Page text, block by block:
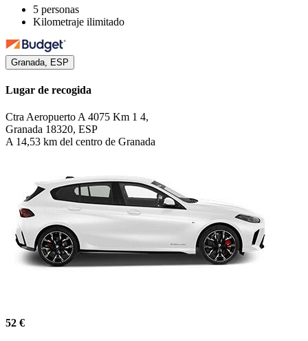
5 personas
Kilometraje ilimitado
Granada, ESP
Lugar de recogida
Ctra Aeropuerto A 4075 Km 1 4,
Granada 18320, ESP
A 14,53 km del centro de Granada
52 €